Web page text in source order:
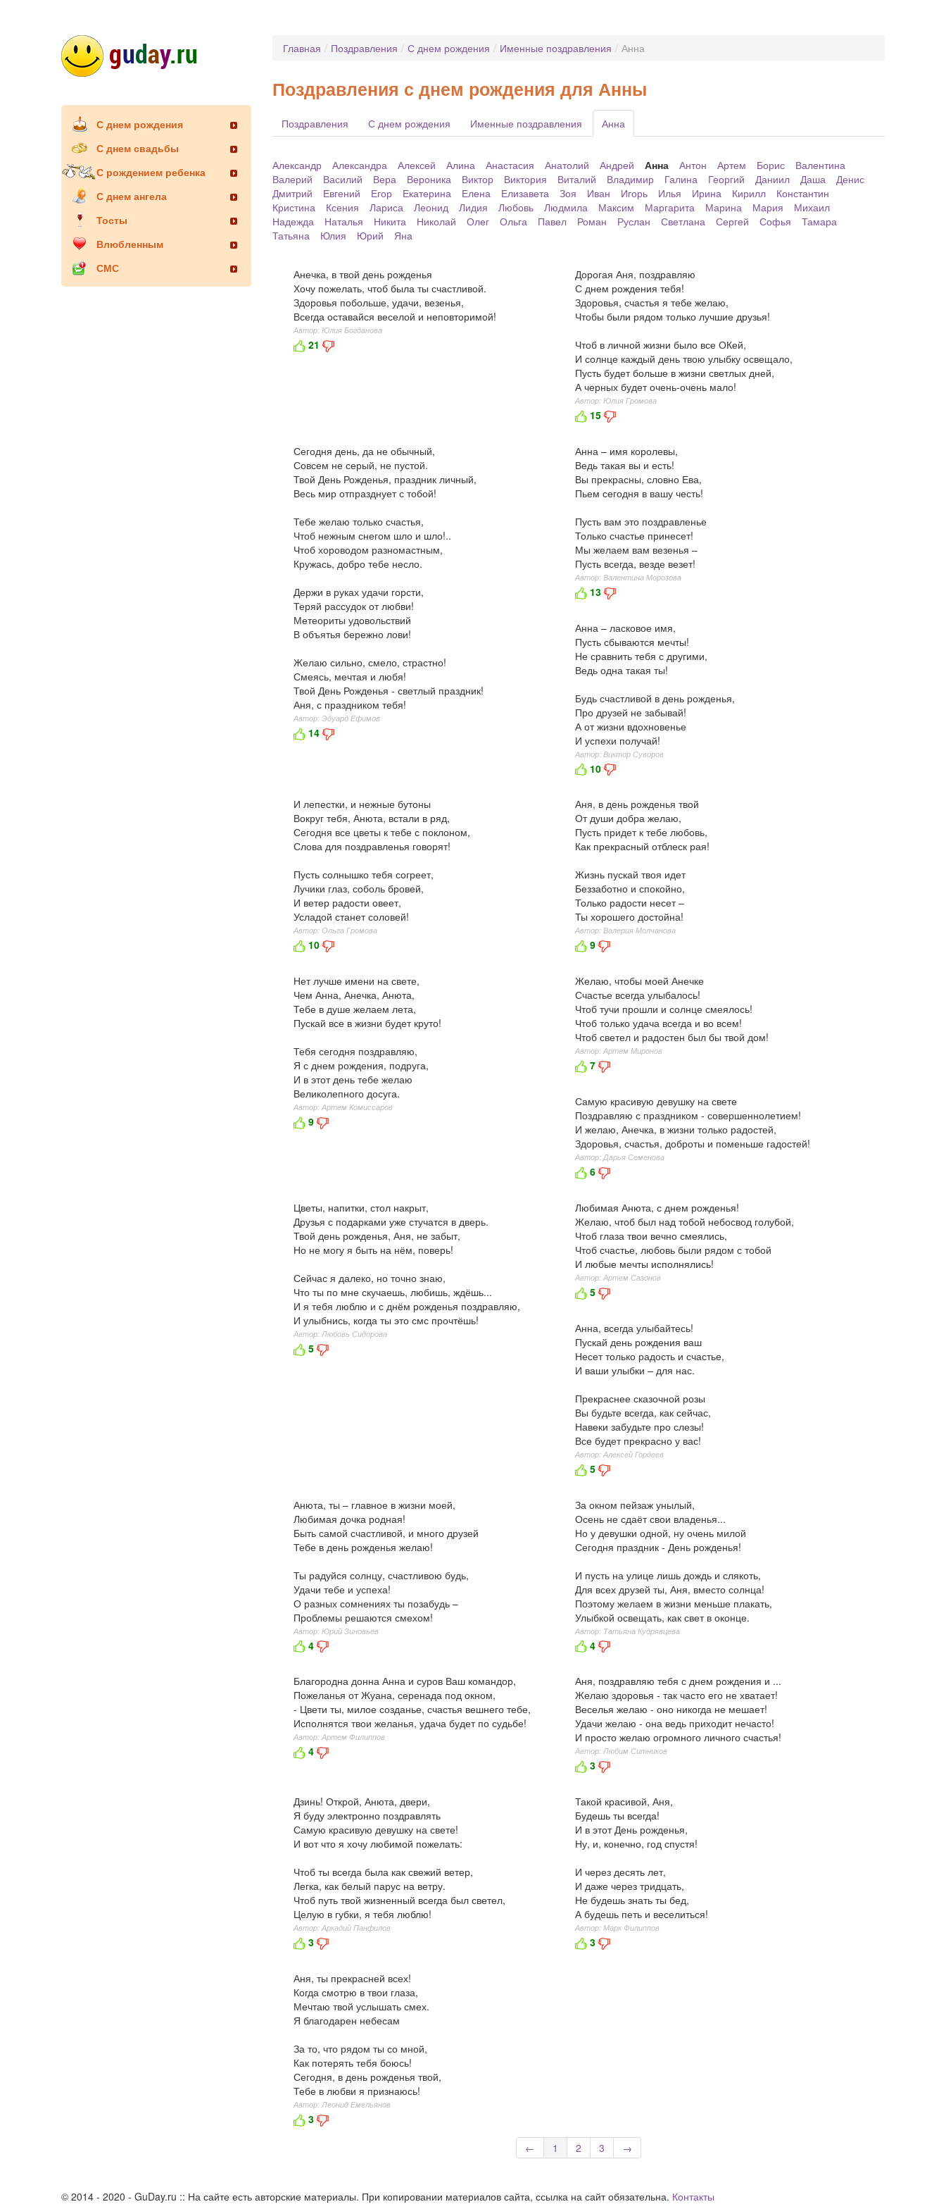
С днем рождения
С днем свадьбы
С рождением ребенка
С днем ангела
Тосты
Влюбленным
СМС
Главная / Поздравления / С днем рождения / Именные поздравления / Анна
Поздравления с днем рождения для Анны
Поздравления С днем рождения Именные поздравления Анна
Александр Александра Алексей Алина Анастасия Анатолий Андрей Анна Антон Артем Борис
Валентина
Валерий
Василий Вера Вероника Виктор Виктория Виталий Владимир Галина Георгий Даниил Даша
Денис
Дмитрий
Евгений Егор Екатерина Елена Елизавета Зоя Иван Игорь Илья Ирина Кирилл
Константин
Кристина
Ксения Лариса Леонид Лидия Любовь Людмила Максим Маргарита Марина Мария
Михаил
Надежда
Наталья Никита Николай Олег Ольга Павел Роман Руслан Светлана Сергей Софья
Тамара
Татьяна
Юлия Юрий Яна
Анечка, в твой день рожденья
Хочу пожелать, чтоб была ты счастливой.
Здоровья побольше, удачи, везенья,
Всегда оставайся веселой и неповторимой!
Автор: Юлия Богданова
21
Дорогая Аня, поздравляю
С днем рождения тебя!
Здоровья, счастья я тебе желаю,
Чтобы были рядом только лучшие друзья!
Чтоб в личной жизни было все ОКей,
И солнце каждый день твою улыбку освещало,
Пусть будет больше в жизни светлых дней,
А черных будет очень-очень мало!
Автор: Юлия Громова
15
Сегодня день, да не обычный,
Совсем не серый, не пустой.
Твой День Рожденья, праздник личный,
Весь мир отпразднует с тобой!
Тебе желаю только счастья,
Чтоб нежным снегом шло и шло!..
Чтоб хороводом разномастным,
Кружась, добро тебе несло.
Держи в руках удачи горсти,
Теряй рассудок от любви!
Метеориты удовольствий
В объятья бережно лови!
Желаю сильно, смело, страстно!
Смеясь, мечтая и любя!
Твой День Рожденья - светлый праздник!
Аня, с праздником тебя!
Автор: Эдуард Ефимов
14
Анна – имя королевы,
Ведь такая вы и есть!
Вы прекрасны, словно Ева,
Пьем сегодня в вашу честь!
Пусть вам это поздравленье
Только счастье принесет!
Мы желаем вам везенья –
Пусть всегда, везде везет!
Автор: Валентина Морозова
13
Анна – ласковое имя,
Пусть сбываются мечты!
Не сравнить тебя с другими,
Ведь одна такая ты!
Будь счастливой в день рожденья,
Про друзей не забывай!
А от жизни вдохновенье
И успехи получай!
Автор: Виктор Суворов
10
И лепестки, и нежные бутоны
Вокруг тебя, Анюта, встали в ряд,
Сегодня все цветы к тебе с поклоном,
Слова для поздравленья говорят!
Пусть солнышко тебя согреет,
Лучики глаз, соболь бровей,
И ветер радости овеет,
Усладой станет соловей!
Автор: Ольга Громова
10
Аня, в день рожденья твой
От души добра желаю,
Пусть придет к тебе любовь,
Как прекрасный отблеск рая!
Жизнь пускай твоя идет
Беззаботно и спокойно,
Только радости несет –
Ты хорошего достойна!
Автор: Валерия Молчанова
9
Нет лучше имени на свете,
Чем Анна, Анечка, Анюта,
Тебе в душе желаем лета,
Пускай все в жизни будет круто!
Тебя сегодня поздравляю,
Я с днем рождения, подруга,
И в этот день тебе желаю
Великолепного досуга.
Автор: Артем Комиссаров
9
Желаю, чтобы моей Анечке
Счастье всегда улыбалось!
Чтоб тучи прошли и солнце смеялось!
Чтоб только удача всегда и во всем!
Чтоб светел и радостен был бы твой дом!
Автор: Артем Миронов
7
Самую красивую девушку на свете
Поздравляю с праздником - совершеннолетием!
И желаю, Анечка, в жизни только радостей,
Здоровья, счастья, доброты и поменьше гадостей!
Автор: Дарья Семенова
6
Цветы, напитки, стол накрыт,
Друзья с подарками уже стучатся в дверь.
Твой день рожденья, Аня, не забыт,
Но не могу я быть на нём, поверь!
Сейчас я далеко, но точно знаю,
Что ты по мне скучаешь, любишь, ждёшь...
И я тебя люблю и с днём рожденья поздравляю,
И улыбнись, когда ты это смс прочтёшь!
Автор: Любовь Сидорова
5
Любимая Анюта, с днем рожденья!
Желаю, чтоб был над тобой небосвод голубой,
Чтоб глаза твои вечно смеялись,
Чтоб счастье, любовь были рядом с тобой
И любые мечты исполнялись!
Автор: Артем Сазонов
5
Анна, всегда улыбайтесь!
Пускай день рождения ваш
Несет только радость и счастье,
И ваши улыбки – для нас.
Прекраснее сказочной розы
Вы будьте всегда, как сейчас,
Навеки забудьте про слезы!
Все будет прекрасно у вас!
Автор: Алексей Гордеев
5
Анюта, ты – главное в жизни моей,
Любимая дочка родная!
Быть самой счастливой, и много друзей
Тебе в день рожденья желаю!
Ты радуйся солнцу, счастливою будь,
Удачи тебе и успеха!
О разных сомнениях ты позабудь –
Проблемы решаются смехом!
Автор: Юрий Зиновьев
4
За окном пейзаж унылый,
Осень не сдаёт свои владенья...
Но у девушки одной, ну очень милой
Сегодня праздник - День рожденья!
И пусть на улице лишь дождь и слякоть,
Для всех друзей ты, Аня, вместо солнца!
Поэтому желаем в жизни меньше плакать,
Улыбкой освещать, как свет в оконце.
Автор: Татьяна Кудрявцева
4
Благородна донна Анна и суров Ваш командор,
Пожеланья от Жуана, серенада под окном,
- Цвети ты, милое созданье, счастья вешнего тебе,
Исполнятся твои желанья, удача будет по судьбе!
Автор: Артем Филиппов
4
Аня, поздравляю тебя с днем рождения и ...
Желаю здоровья - так часто его не хватает!
Веселья желаю - оно никогда не мешает!
Удачи желаю - она ведь приходит нечасто!
И просто желаю огромного личного счастья!
Автор: Любим Ситников
3
Дзинь! Открой, Анюта, двери,
Я буду электронно поздравлять
Самую красивую девушку на свете!
И вот что я хочу любимой пожелать:
Чтоб ты всегда была как свежий ветер,
Легка, как белый парус на ветру.
Чтоб путь твой жизненный всегда был светел,
Целую в губки, я тебя люблю!
Автор: Аркадий Панфилов
3
Такой красивой, Аня,
Будешь ты всегда!
И в этот День рожденья,
Ну, и, конечно, год спустя!
И через десять лет,
И даже через тридцать,
Не будешь знать ты бед,
А будешь петь и веселиться!
Автор: Марк Филиппов
3
Аня, ты прекрасней всех!
Когда смотрю в твои глаза,
Мечтаю твой услышать смех.
Я благодарен небесам
За то, что рядом ты со мной,
Как потерять тебя боюсь!
Сегодня, в день рожденья твой,
Тебе в любви я признаюсь!
Автор: Леонид Емельянов
3
← 1 2 3 →
© 2014 - 2020 - GuDay.ru :: На сайте есть авторские материалы. При копировании материалов сайта, ссылка на сайт обязательна. Контакты